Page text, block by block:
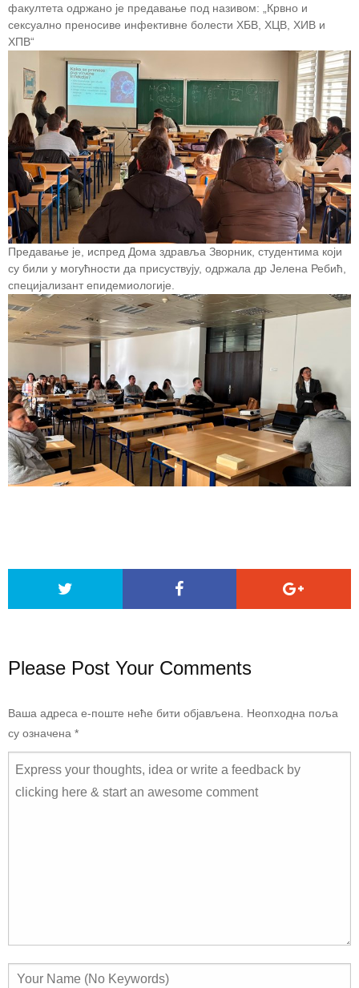
факултета одржано је предавање под називом: „Крвно и
сексуално преносиве инфективне болести ХБВ, ХЦВ, ХИВ и
ХПВ“
Предавање је, испред Дома здравља Зворник, студентима који
су били у могућности да присуствују, одржала др Јелена Ребић,
специјализант епидемиологије.
Please Post Your Comments
Ваша адреса е-поште неће бити објављена.
Неопходна поља
су означена *